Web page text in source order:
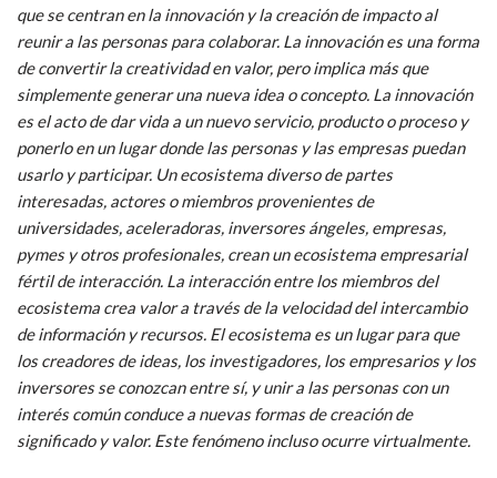
que se centran en la innovación y la creación de impacto al
reunir a las personas para colaborar. La innovación es una forma
de convertir la creatividad en valor, pero implica más que
simplemente generar una nueva idea o concepto. La innovación
es el acto de dar vida a un nuevo servicio, producto o proceso y
ponerlo en un lugar donde las personas y las empresas puedan
usarlo y participar. Un ecosistema diverso de partes
interesadas, actores o miembros provenientes de
universidades, aceleradoras, inversores ángeles, empresas,
pymes y otros profesionales, crean un ecosistema empresarial
fértil de interacción. La interacción entre los miembros del
ecosistema crea valor a través de la velocidad del intercambio
de información y recursos. El ecosistema es un lugar para que
los creadores de ideas, los investigadores, los empresarios y los
inversores se conozcan entre sí, y unir a las personas con un
interés común conduce a nuevas formas de creación de
significado y valor. Este fenómeno incluso ocurre virtualmente.